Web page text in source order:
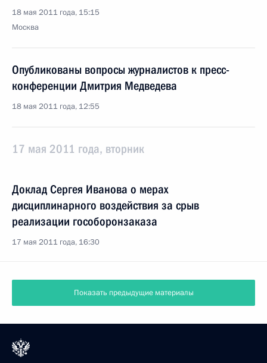
18 мая 2011 года, 15:15
Москва
Опубликованы вопросы журналистов к пресс-
конференции Дмитрия Медведева
18 мая 2011 года, 12:55
17 мая 2011 года, вторник
Доклад Сергея Иванова о мерах
дисциплинарного воздействия за срыв
реализации гособоронзаказа
17 мая 2011 года, 16:30
Показать предыдущие материалы